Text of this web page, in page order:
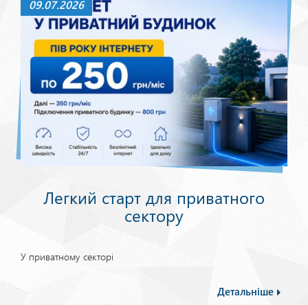
09.07.2026
Легкий старт для приватного
сектору
У приватному секторі
Детальніше